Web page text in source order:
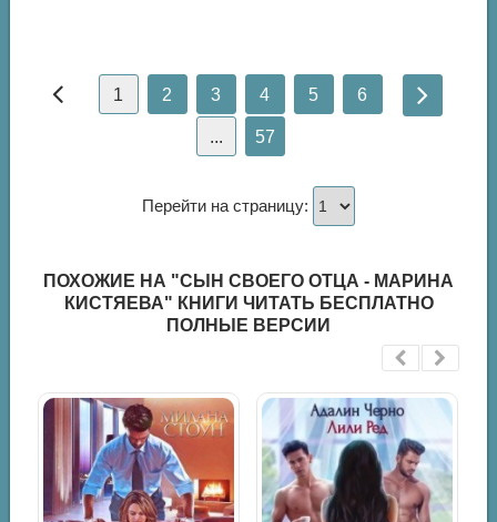
1 2 3 4 5 6
... 57
Перейти на страницу:
ПОХОЖИЕ НА "СЫН СВОЕГО ОТЦА - МАРИНА
КИСТЯЕВА" КНИГИ ЧИТАТЬ БЕСПЛАТНО
ПОЛНЫЕ ВЕРСИИ